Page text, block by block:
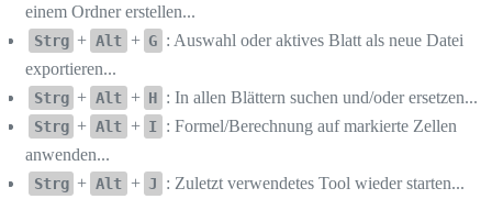
einem Ordner erstellen...
Strg + Alt + G : Auswahl oder aktives Blatt als neue Datei
exportieren...
Strg + Alt + H : In allen Blättern suchen und/oder ersetzen...
Strg + Alt + I : Formel/Berechnung auf markierte Zellen
anwenden...
Strg + Alt + J : Zuletzt verwendetes Tool wieder starten...